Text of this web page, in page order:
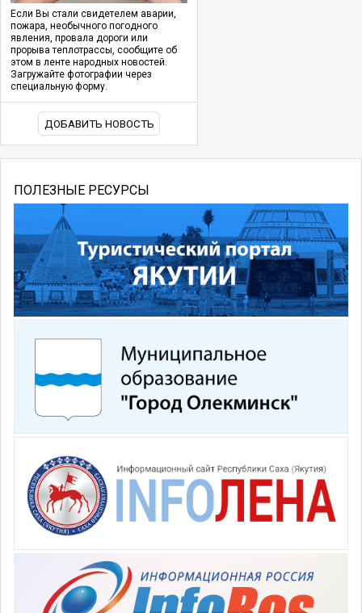
Если Вы стали свидетелем аварии,
пожара, необычного погодного
явления, провала дороги или
прорыва теплотрассы, сообщите об
этом в ленте народных новостей.
Загружайте фотографии через
специальную форму.
ДОБАВИТЬ НОВОСТЬ
ПОЛЕЗНЫЕ РЕСУРСЫ